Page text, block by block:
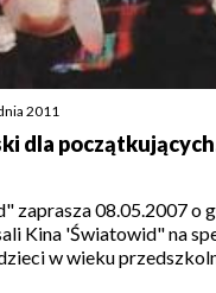
2011
dla
zaprasza 08.05.2007 o
Kina 'Światowid" na
w wieku